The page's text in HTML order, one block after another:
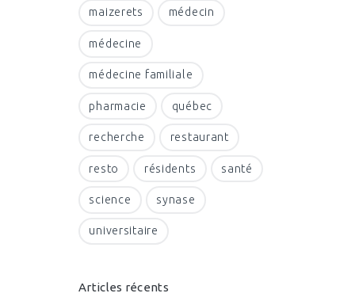
maizerets médecin
médecine
médecine familiale
pharmacie québec
recherche restaurant
resto résidents santé
science synase
universitaire
Articles récents